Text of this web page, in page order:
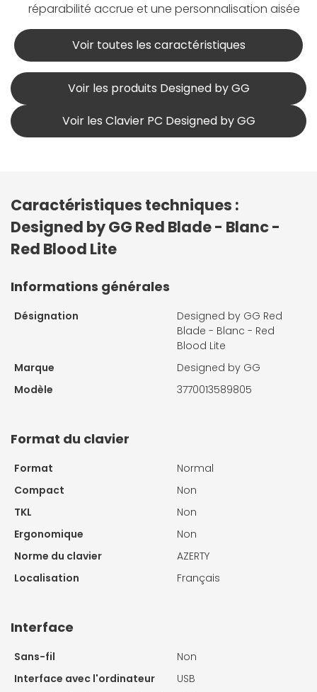
réparabilité accrue et une personnalisation aisée
Voir toutes les caractéristiques
Voir les produits Designed by GG
Voir les Clavier PC Designed by GG
Caractéristiques techniques :
Designed by GG Red Blade - Blanc -
Red Blood Lite
Informations générales
Désignation
Designed by GG Red
Blade - Blanc - Red
Blood Lite
Marque
Designed by GG
Modèle
3770013589805
Format du clavier
Format
Normal
Compact
Non
TKL
Non
Ergonomique
Non
Norme du clavier
AZERTY
Localisation
Français
Interface
Sans-fil
Non
Interface avec l'ordinateur
USB